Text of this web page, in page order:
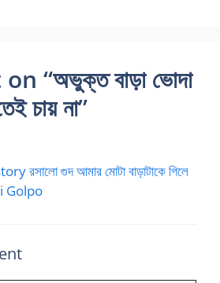
“অভুক্ত বাড়া ভোদা
চায় না”
রসালো গুদ আমার মোটা বাড়াটাকে গিলে
Golpo